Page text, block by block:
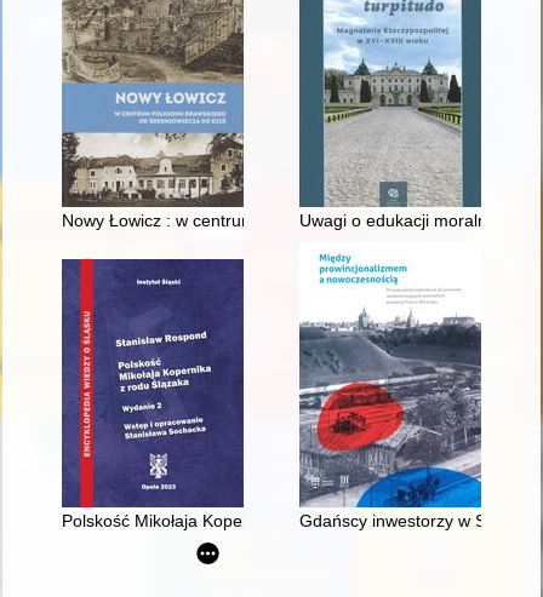
Nowy Łowicz : w centrum poligonu drawskiego od
Uwagi o edukacji moralnej
Polskość Mikołaja Kopernika z rodu Ślązaka
Gdańscy inwestorzy w